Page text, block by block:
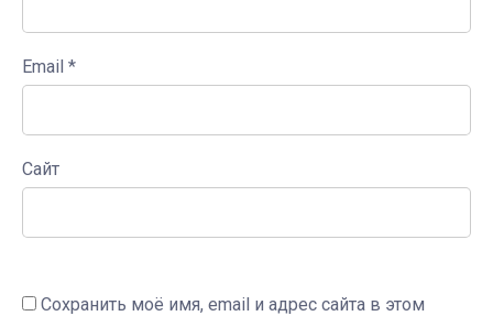
Email *
Сайт
Сохранить моё имя, email и адрес сайта в этом